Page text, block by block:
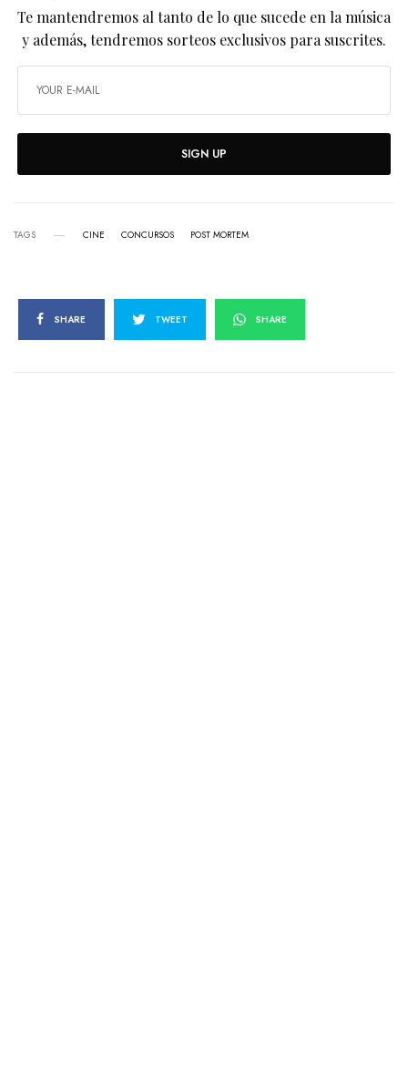
Te mantendremos al tanto de lo que sucede en la música
y además, tendremos sorteos exclusivos para suscrites.
SIGN UP
TAGS CINE CONCURSOS POST MORTEM
SHARE TWEET SHARE